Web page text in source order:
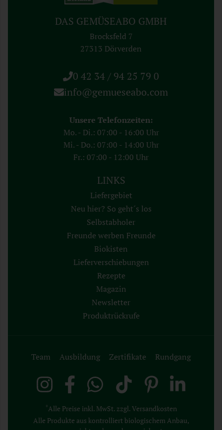
DAS GEMÜSEABO GMBH
Brocksfeld 7
27313 Dörverden
0 42 34 / 94 25 79 0
info@gemueseabo.com
Unsere Telefonzeiten:
Mo. - Di.: 07:00 - 16:00 Uhr
Mi. - Do.: 07:00 - 14:00 Uhr
Fr.: 07:00 - 12:00 Uhr
LINKS
Liefergebiet
Neu hier? So geht´s los
Selbstabholer
Freunde werben Freunde
Biokisten
Lieferverschiebungen
Rezepte
Magazin
Newsletter
Produktrückrufe
Team Ausbildung Zertifikate Rundgang
*Alle Preise inkl. MwSt. zzgl. Versandkosten
Alle Produkte aus kontrolliert biologischem Anbau,